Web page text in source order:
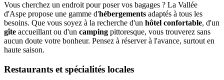
Vous cherchez un endroit pour poser vos bagages ? La Vallée
d'Aspe propose une gamme d'hébergements adaptés à tous les
besoins. Que vous soyez à la recherche d'un hôtel confortable, d'un
gîte accueillant ou d'un camping pittoresque, vous trouverez sans
aucun doute votre bonheur. Pensez à réserver à l'avance, surtout en
haute saison.
Restaurants et spécialités locales